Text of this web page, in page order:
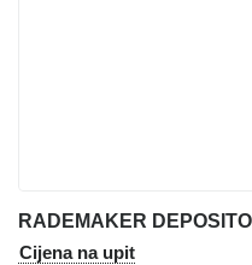
RADEMAKER
Cijena na upit